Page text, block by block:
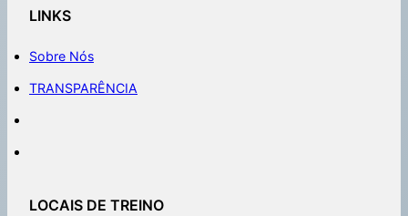
LINKS
Sobre Nós
TRANSPARÊNCIA
LOCAIS DE TREINO